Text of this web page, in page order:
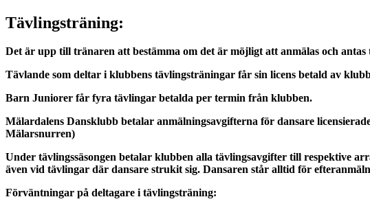
Tävlingsträning:
Det är upp till tränaren att bestämma om det är möjligt att anmälas och
Tävlande som deltar i klubbens tävlingsträningar får sin licens betald av
Barn Juniorer får fyra tävlingar betalda per termin från klubben.
Mälardalens Dansklubb betalar anmälningsavgifterna för dansare
Mälarsnurren)
Under tävlingssäsongen betalar klubben alla tävlingsavgifter till respektive
även vid tävlingar där dansare strukit sig. Dansaren står alltid för
Förväntningar på deltagare i tävlingsträning: